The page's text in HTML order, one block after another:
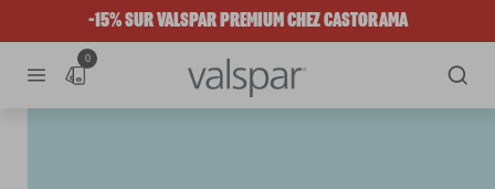
-15% SUR VALSPAR PREMIUM CHEZ CASTORAMA
0